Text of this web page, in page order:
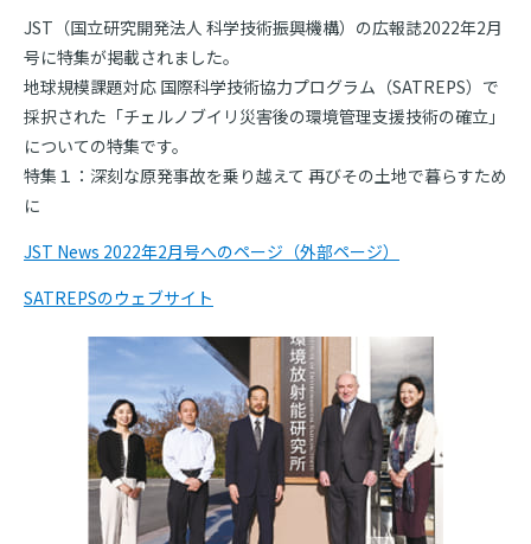
JST（国立研究開発法人 科学技術振興機構）の広報誌2022年2月
号に特集が掲載されました。
地球規模課題対応 国際科学技術協力プログラム（SATREPS）で
採択された「チェルノブイリ災害後の環境管理支援技術の確立」
についての特集です。
特集１：深刻な原発事故を乗り越えて 再びその土地で暮らすため
に
JST News 2022年2月号へのページ（外部ページ）
SATREPSのウェブサイト